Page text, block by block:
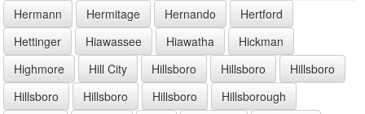
Hermann
Hermitage Hernando
Hertford
Hettinger
Hiawassee Hiawatha
Hickman
Highmore
Hill City Hillsboro Hillsboro
Hillsboro
Hillsboro
Hillsboro Hillsboro
Hillsborough